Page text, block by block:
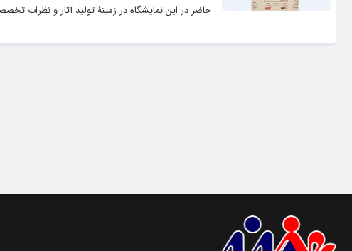
حاضر در این نمایشگاه در زمینۀ تولید آثار و نظرات